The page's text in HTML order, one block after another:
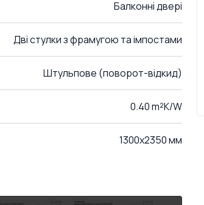
Балконні двері
Дві стулки з фрамугою та імпостами
Штульпове (поворот-відкид)
0.40 m²K/W
1300x2350 мм